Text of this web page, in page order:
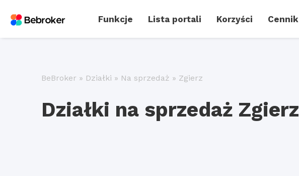
Funkcje Lista portali Korzyści Cennik
BeBroker » Działki » Na sprzedaż » Zgierz
Działki na sprzedaż Zgierz